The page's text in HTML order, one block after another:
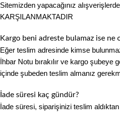
Sitemizden yapacağınız
KARŞILANMAKTADIR
Kargo beni adreste bulamaz ise ne
Eğer teslim adresinde kimse
İhbar Notu bırakılır ve kargo şubeye
içinde şubeden teslim almanız
İade süresi kaç gündür?
İade süresi, siparişinizi teslim